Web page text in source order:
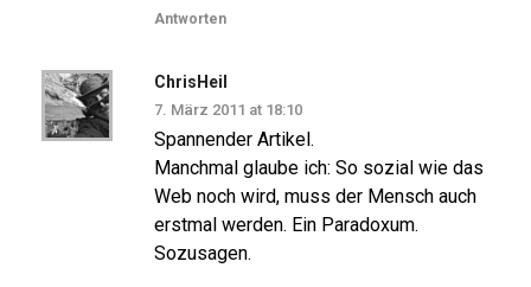
Antworten
ChrisHeil
7. März 2011 at 18:10
Spannender Artikel.
Manchmal glaube ich: So sozial wie das
Web noch wird, muss der Mensch auch
erstmal werden. Ein Paradoxum.
Sozusagen.